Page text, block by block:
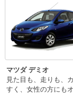
マツダ デミオ
見た目も、走りも、
すく、女性の方にも